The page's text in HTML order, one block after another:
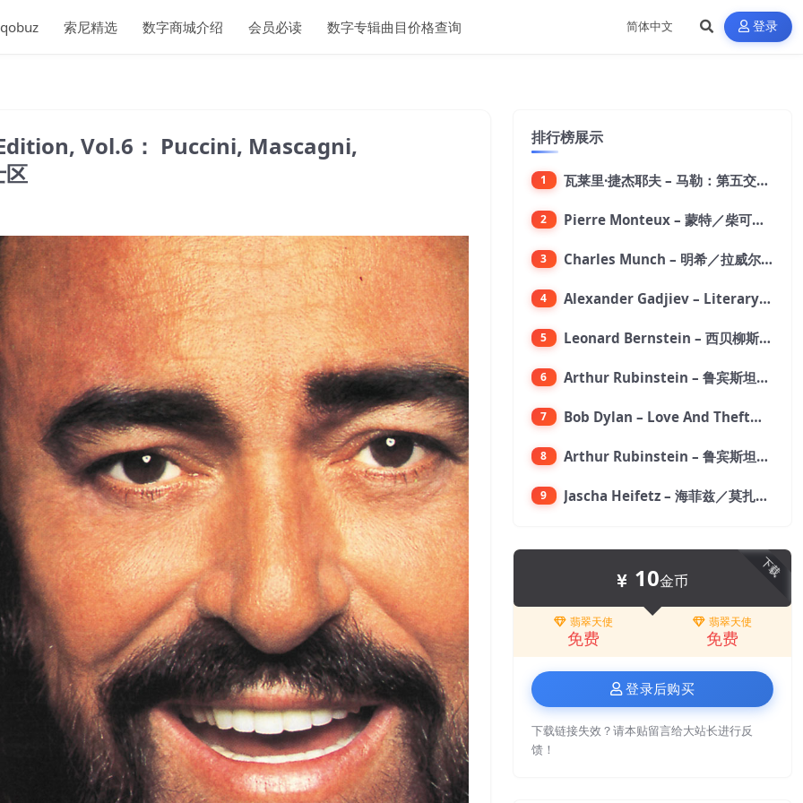
qobuz 索尼精选 数字商城介绍 会员必读 数字专辑曲目价格查询 登录
Vol.6： Puccini, Mascagni,
排行榜展示
1 瓦莱里·捷杰耶夫 – 马勒：第五交响曲【96kHz／24bit】
2 Pierre Monteux – 蒙特／柴可夫斯基：第六交响曲【176.4kHz／24bit】
3 Charles Munch – 明希／拉威尔：波莱罗舞曲【176.4kHz／24bit】
4 Alexander Gadjiev – Literary Fantasies【FLAC 192】
5 Leonard Bernstein – 西贝柳斯：芬兰颂／格里格：培尔·金特组曲【44.1kHz／24bit】
6 Arthur Rubinstein – 鲁宾斯坦／勃拉姆斯：第一钢琴协奏曲【176.4kHz／24bit】
7 Bob Dylan – Love And Theft【96kHz／24bit】
8 Arthur Rubinstein – 鲁宾斯坦／贝多芬：月光,悲怆,热情,告别钢琴奏鸣曲【176.4kHz／24bit】
9 Jascha Heifetz – 海菲兹／莫扎特：第四小提琴协奏曲，第五小提琴协奏曲《土耳其》／维瓦尔第：小提琴与大提琴协奏曲，RV 547【192kHz／24bit】
下载
10金币
翡翠天使
免费
翡翠天使
免费
登录后购买
下载链接失效？请本贴留言给大站长进行反
馈！